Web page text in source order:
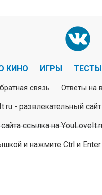
КИНО ИГРЫ ТЕСТЫ
связь Ответы на
- развлекательный
ссылка на
и нажмите Ctrl и Enter.